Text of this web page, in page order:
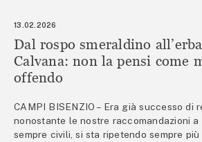
13.02.2026
Dal rospo smeraldino
Calvana: non la pensi come
offendo
CAMPI BISENZIO – Era già successo di
nonostante le nostre raccomandazioni a
sempre civili, si sta ripetendo sempre più